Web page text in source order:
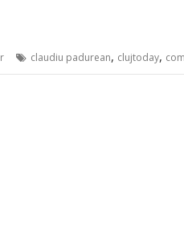
claudiu padurean, clujtoday,